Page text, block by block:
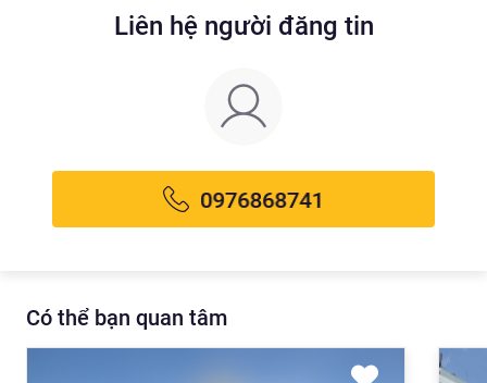
Liên hệ người đăng tin
Có thể bạn quan tâm